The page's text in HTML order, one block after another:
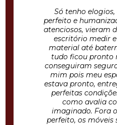
Só tenho
perfeito e
atenciosos, vieram
escritório medir
material até
tudo ficou pronto
conseguiram
mim pois meu
estava pronto,
perfeitas
como avalia
imaginado. Fora
perfeito, os móveis